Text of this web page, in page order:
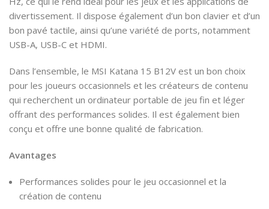
divertissement. Il dispose également d’un bon clavier et d’un
bon pavé tactile, ainsi qu’une variété de ports, notamment
USB-A, USB-C et HDMI.
Dans l’ensemble, le MSI Katana 15 B12V est un bon choix
pour les joueurs occasionnels et les créateurs de contenu
qui recherchent un ordinateur portable de jeu fin et léger
offrant des performances solides. Il est également bien
conçu et offre une bonne qualité de fabrication.
Avantages
Performances solides pour le jeu occasionnel et la
création de contenu